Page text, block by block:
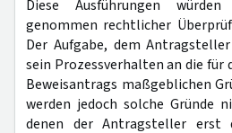
Diese Ausführungen
genommen rechtlicher
Der Aufgabe, dem
sein Prozessverhalten an die für
Beweisantrags maßgeblichen
werden jedoch solche Gründe
denen der Antragsteller erst